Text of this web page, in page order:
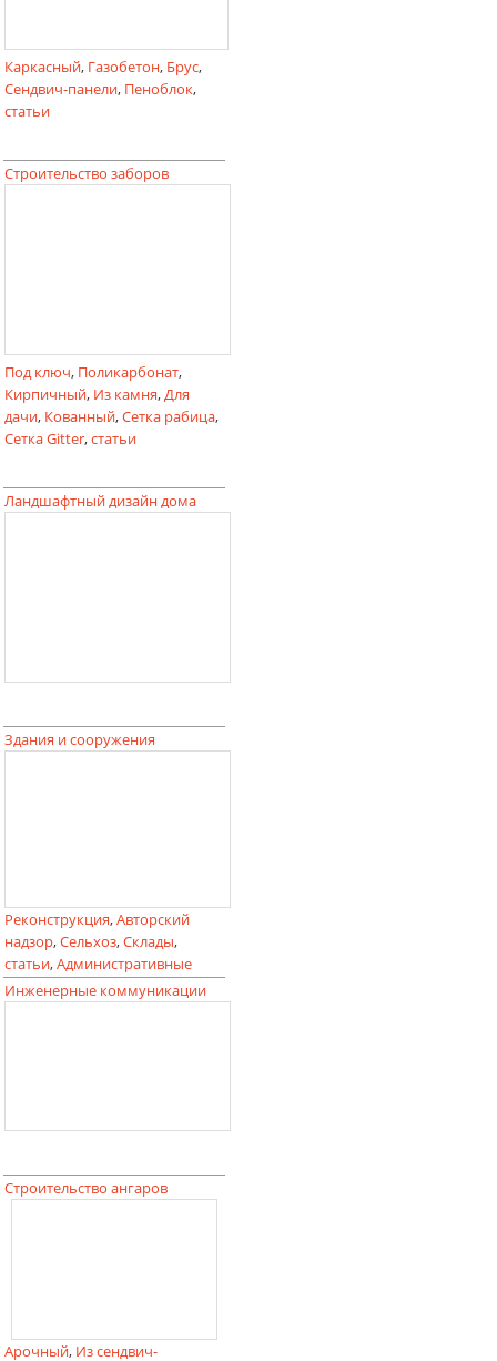
Каркасный, Газобетон, Брус,
Сендвич-панели, Пеноблок,
статьи
Строительство заборов
Под ключ, Поликарбонат,
Кирпичный, Из камня,Для
дачи, Кованный,Сетка рабица,
Сетка Gitter,статьи
Ландшафтный дизайн дома
Здания и сооружения
Реконструкция,Авторский
надзор,Сельхоз,Склады,
статьи,Административные
Инженерные коммуникации
Строительство ангаров
Арочный, Из сендвич-